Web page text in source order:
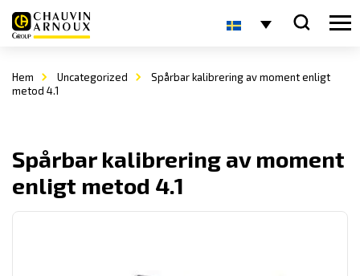
Hem Uncategorized
Spårbar kalibrering av moment enligt
metod 4.1
Spårbar kalibrering av moment
enligt metod 4.1